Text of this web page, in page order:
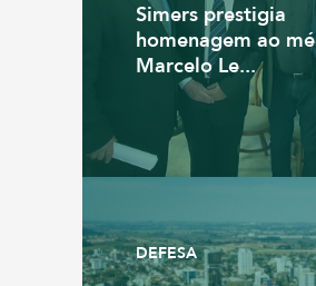
Simers prestigia
homenagem ao
Marcelo Le...
DEFESA